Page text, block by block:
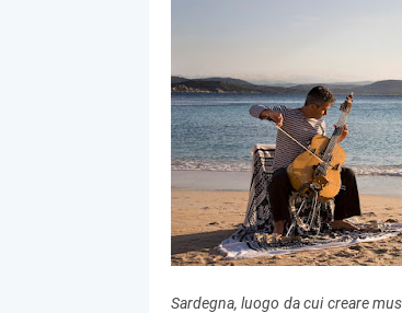
Sardegna, luogo da cui creare